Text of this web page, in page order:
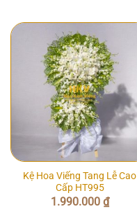
Kệ Hoa Viếng Tang Lễ Cao
Cấp HT995
1.990.000 ₫